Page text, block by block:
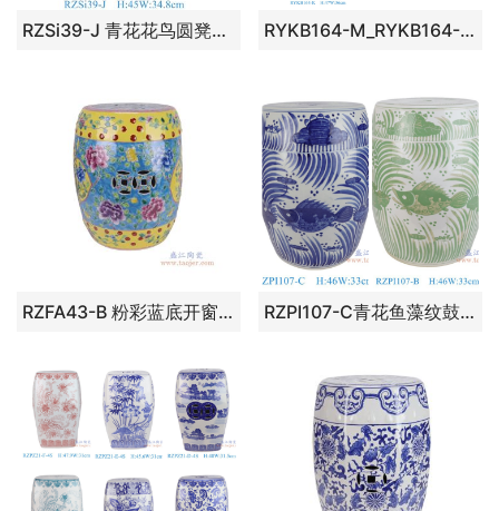
RZSi39-J 青花花鸟圆凳凉墩 RYKB164-M_RYKB164-L_RYKB164-K青花 釉里红各式鼓凳凉墩
RZFA43-B 粉彩蓝底开窗凤凰牡丹纹娘惹瓷鼓凳凉墩 RZPI107-C青花鱼藻纹鼓凳凉墩 RZPI107-B绿色鱼藻纹鼓凳凉墩